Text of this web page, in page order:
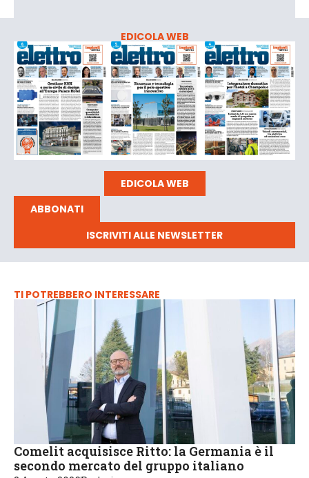
EDICOLA WEB
EDICOLA WEB
ABBONATI
ISCRIVITI ALLE NEWSLETTER
TI POTREBBERO INTERESSARE
Comelit acquisisce Ritto: la Germania è il
secondo mercato del gruppo italiano